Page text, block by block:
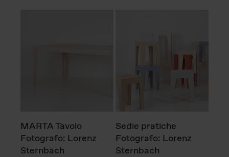
MARTA Tavolo
Fotografo: Lorenz
Sternbach
Sedie pratiche
Fotografo: Lorenz
Sternbach